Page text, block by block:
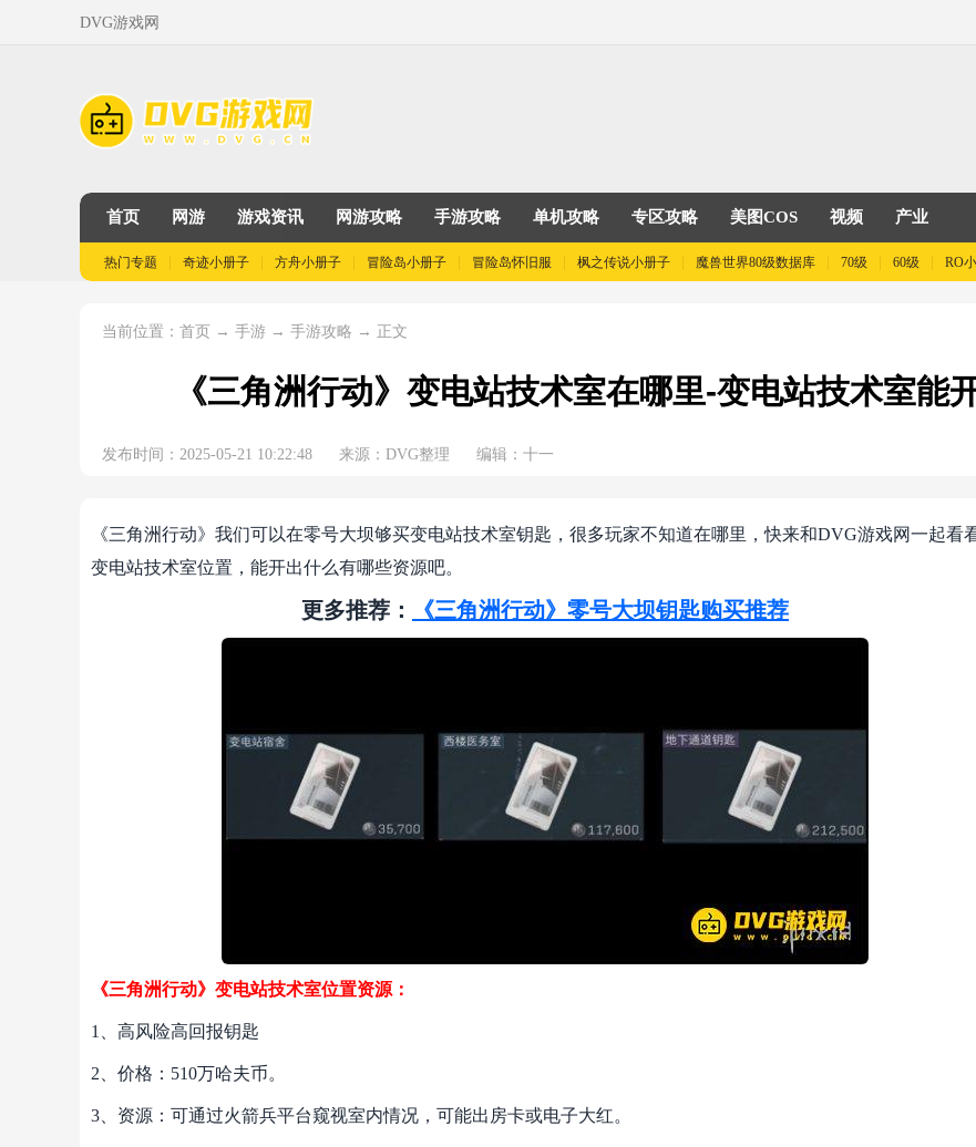
DVG游戏网
首页 网游 游戏资讯 网游攻略 手游攻略 单机攻略 专区攻略 美图COS 视频 产业
热门专题 奇迹小册子 方舟小册子 冒险岛小册子 冒险岛怀旧服 枫之传说小册子 魔兽世界80级数据库 70级 60级 RO
当前位置： 首页 → 手游 → 手游攻略 → 正文
《三角洲行动》变电站技术室在哪里-变电站技术室能
发布时间：2025-05-21 10:22:48 来源：DVG整理 编辑：十一
《三角洲行动》我们可以在零号大坝够买变电站技术室钥匙，很多玩家不知道在哪里，快来和DVG游戏网一起看
变电站技术室位置，能开出什么有哪些资源吧。
更多推荐： 《三角洲行动》零号大坝钥匙购买推荐
《三角洲行动》变电站技术室位置资源：
1、高风险高回报钥匙
2、价格：510万哈夫币。
3、资源：可通过火箭兵平台窥视室内情况，可能出房卡或电子大红。